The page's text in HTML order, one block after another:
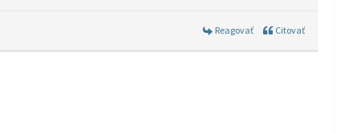
Reagovať Citovať